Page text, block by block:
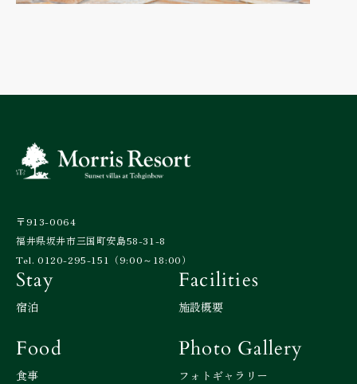
〒913-0064
福井県坂井市三国町安島58-31-8
Tel. 0120-295-151（9:00～18:00）
Stay
宿泊
Facilities
施設概要
Food
食事
Photo Gallery
フォトギャラリー